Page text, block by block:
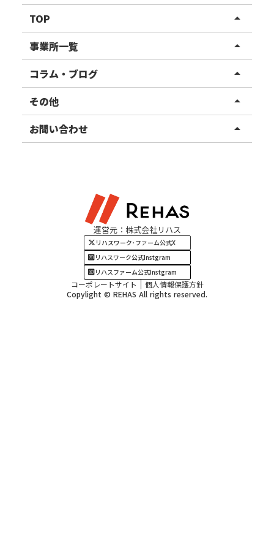
TOP arrow_drop_up
リハスワーク
リハスファーム
事業所一覧 arrow_drop_up
関東エリア
東北エリア
甲信越エリア
四国・九州エリア
コラム・ブログ arrow_drop_up
事業所ブログ
ご利用者様の声
その他 arrow_drop_up
お知らせ
お問い合わせ arrow_drop_up
運営元：株式会社リハス
リハスワーク･ファーム公式X
リハスワーク公式Instgram
リハスファーム公式Instgram
コーポレートサイト
個人情報保護方針
Copylight © REHAS All rights reserved.